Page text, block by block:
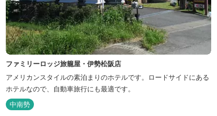
ファミリーロッジ旅籠屋・伊勢松阪店
アメリカンスタイルの素泊まりのホテルです。ロードサイドにある
ホテルなので、自動車旅行にも最適です。
中南勢